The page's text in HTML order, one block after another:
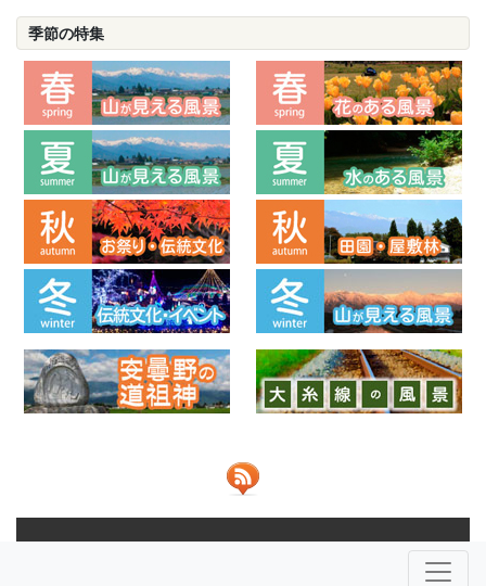
季節の特集
NPO法人安